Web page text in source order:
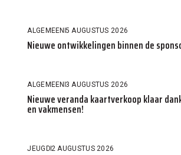
ALGEMEEN 5 AUGUSTUS 2026
Nieuwe ontwikkelingen binnen de
ALGEMEEN 3 AUGUSTUS 2026
Nieuwe veranda kaartverkoop klaar
en vakmensen!
JEUGD2 AUGUSTUS 2026